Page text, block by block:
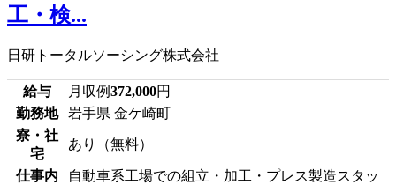
工・検...
日研トータルソーシング株式会社
給与 月収例372,000円
勤務地
岩手県 金ケ崎町
寮・社
宅
あり（無料）
仕事内
自動車系工場での組立・加工・プレス製造スタッ